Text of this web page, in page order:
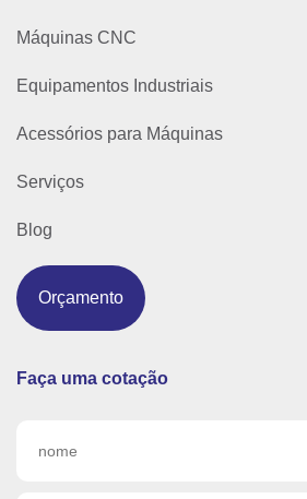
Máquinas CNC
Equipamentos Industriais
Acessórios para Máquinas
Serviços
Blog
Orçamento
Faça uma cotação